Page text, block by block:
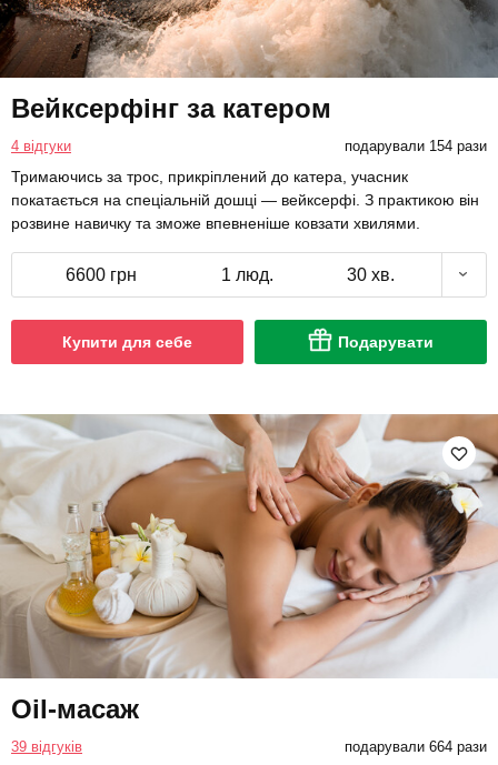
Вейксерфінг за катером
4 відгуки подарували 154 рази
Тримаючись за трос, прикріплений до катера, учасник
покатається на спеціальній дошці — вейксерфі. З практикою він
розвине навичку та зможе впевненіше ковзати хвилями.
6600 грн 1 люд. 30 хв.
Купити для себе Подарувати
Oil-масаж
39 відгуків подарували 664 рази